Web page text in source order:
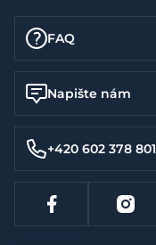
FAQ
Napište nám
+420 602 378 801